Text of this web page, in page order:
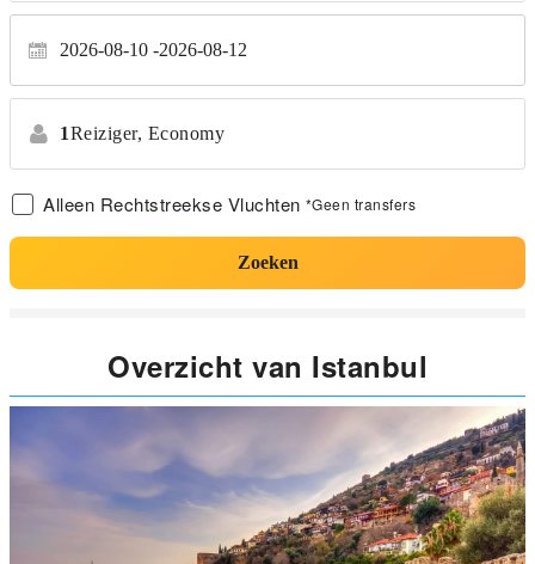
2026-08-10 2026-08-12
1Reiziger, Economy
Alleen Rechtstreekse Vluchten *Geen transfers
Zoeken
Overzicht van Istanbul